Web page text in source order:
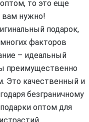
то это еще
вам нужно!
подарок,
факторов
– идеальный
преимущественно
Это качественный и
безграничному
оптом для